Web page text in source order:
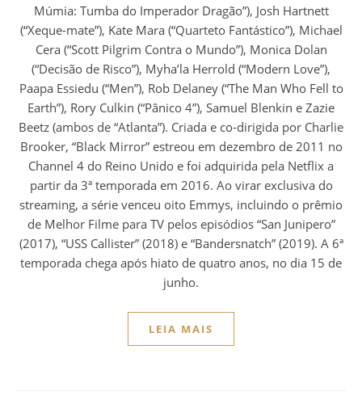
Múmia: Tumba do Imperador Dragão”), Josh Hartnett
(“Xeque-mate”), Kate Mara (“Quarteto Fantástico”), Michael
Cera (“Scott Pilgrim Contra o Mundo”), Monica Dolan
(“Decisão de Risco”), Myha’la Herrold (“Modern Love”),
Paapa Essiedu (“Men”), Rob Delaney (“The Man Who Fell to
Earth”), Rory Culkin (“Pânico 4”), Samuel Blenkin e Zazie
Beetz (ambos de “Atlanta”). Criada e co-dirigida por Charlie
Brooker, “Black Mirror” estreou em dezembro de 2011 no
Channel 4 do Reino Unido e foi adquirida pela Netflix a
partir da 3ª temporada em 2016. Ao virar exclusiva do
streaming, a série venceu oito Emmys, incluindo o prêmio
de Melhor Filme para TV pelos episódios “San Junipero”
(2017), “USS Callister” (2018) e “Bandersnatch” (2019). A 6ª
temporada chega após hiato de quatro anos, no dia 15 de
junho.
LEIA MAIS